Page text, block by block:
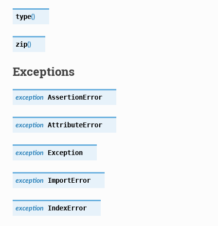
type()
zip()
Exceptions
exception AssertionError
exception AttributeError
exception Exception
exception ImportError
exception IndexError